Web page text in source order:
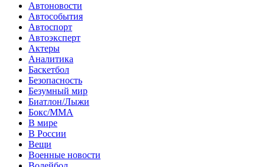
Автоновости
Автособытия
Автоспорт
Автоэксперт
Актеры
Аналитика
Баскетбол
Безопасность
Безумный мир
Биатлон/Лыжи
Бокс/MMA
В мире
В России
Вещи
Военные новости